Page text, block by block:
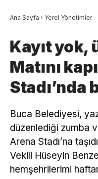
Ana Sayfa › Yerel Yönetimler
Kayıt yok,
Matını
Stadı’nda
Buca Belediyesi,
düzenlediği zumba
Arena Stadı’na
Vekili Hüseyin
hemşehrilerimi